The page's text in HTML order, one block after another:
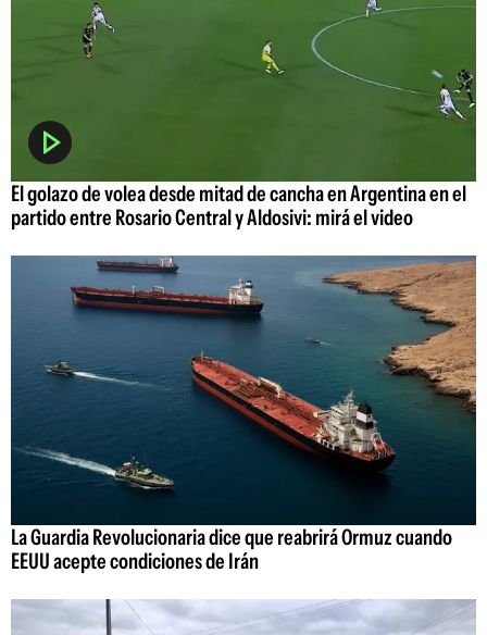
El golazo de volea desde mitad de cancha en Argentina en el
partido entre Rosario Central y Aldosivi: mirá el video
La Guardia Revolucionaria dice que reabrirá Ormuz cuando
EEUU acepte condiciones de Irán